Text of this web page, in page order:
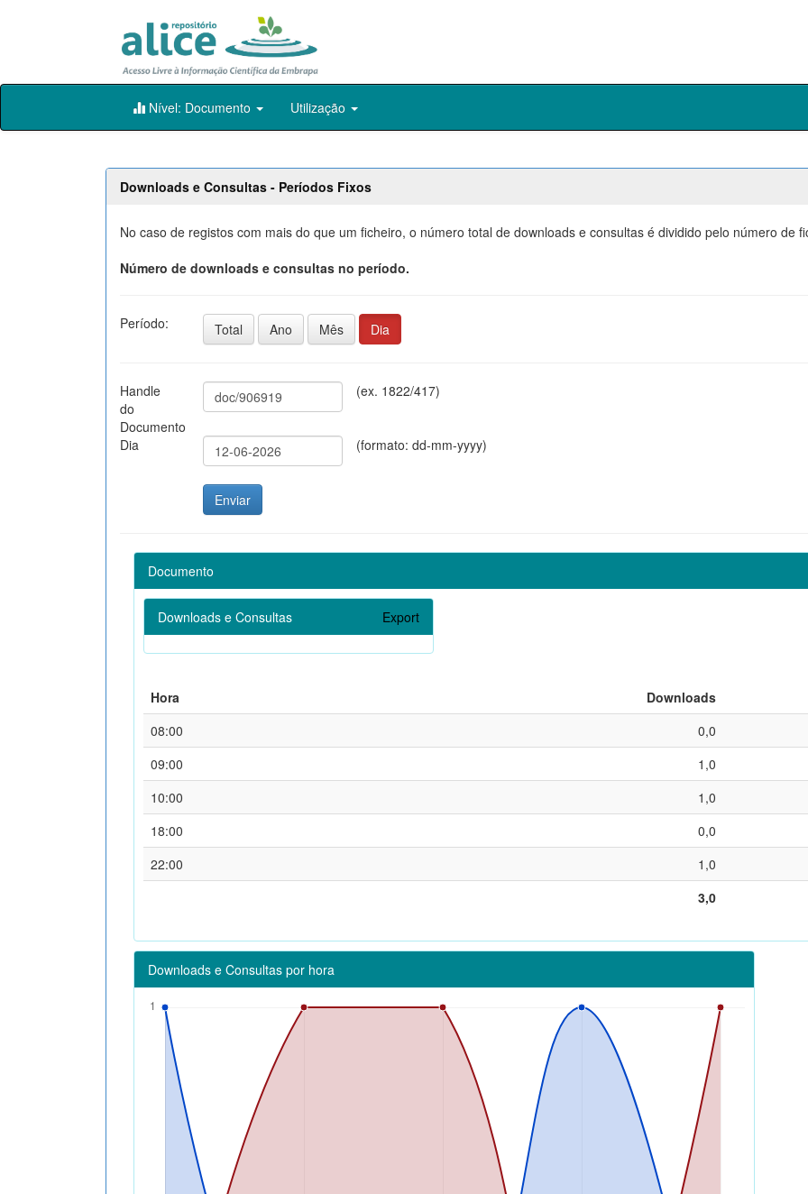
Skip
Nível: Documento Utilização
Downloads e Consultas - Períodos Fixos
No caso de registos com mais do que um ficheiro, o número total de downloads e consultas é dividido pelo número de
Número de downloads e consultas no período.
Período: Total Ano Mês Dia
Handle
do
Documento
(ex. 1822/417)
Dia (formato: dd-mm-yyyy)
Documento
Downloads e Consultas Export
Hora Downloads
08:00
0,0
09:00
1,0
10:00
1,0
18:00
0,0
22:00
1,0
3,0
Downloads e Consultas por hora